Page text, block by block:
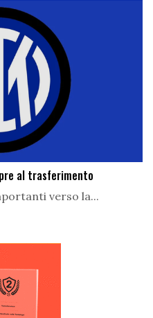
al trasferimento
verso la...